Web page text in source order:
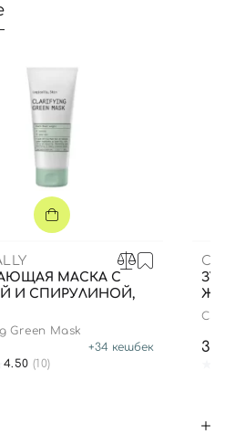
МАСКА С
И СПИРУЛИНОЙ,
Green Mask
+34 кешбек
4.50 (10)
CS